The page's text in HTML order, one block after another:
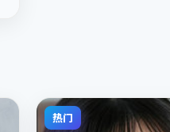
热门